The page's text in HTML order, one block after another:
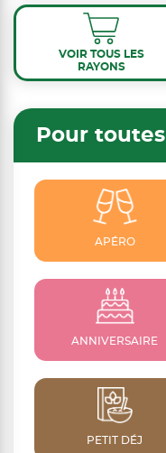
VOIR TOUS LES
RAYONS
Pour toutes
APÉRO
ANNIVERSAIRE
PETIT DÉJ